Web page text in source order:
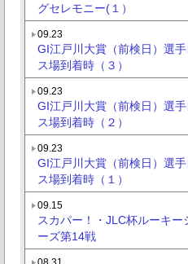
グセレモニー(１）
09.23
GI江戸川大賞（前検日）選
ス場到着時（３）
09.23
GI江戸川大賞（前検日）選
ス場到着時（２）
09.23
GI江戸川大賞（前検日）選
ス場到着時（１）
09.15
スカパー！・JLC杯ルーキー
ーズ第14戦